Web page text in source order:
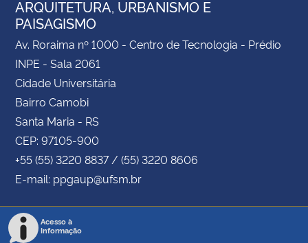
ARQUITETURA, URBANISMO E
PAISAGISMO
Av. Roraima nº 1000 - Centro de Tecnologia - Prédio
INPE - Sala 2061
Cidade Universitária
Bairro Camobi
Santa Maria - RS
CEP: 97105-900
+55 (55) 3220 8837 / (55) 3220 8606
E-mail: ppgaup@ufsm.br
Acesso à
Informação